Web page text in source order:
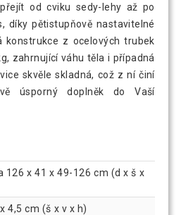
od cviku sedy-lehy až po
díky pětistupňově nastavitelné
konstrukce z ocelových trubek
zahrnující váhu těla i případná
skvěle skladná, což z ní činí
úsporný doplněk do Vaší
126 x 41 x 49-126 cm (d x š x
4,5 cm (š x v x h)